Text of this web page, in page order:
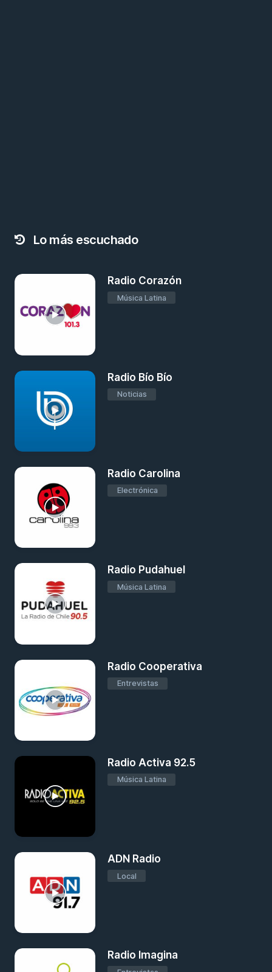
Lo más escuchado
Radio Corazón
Música Latina
Radio Bío Bío
Noticias
Radio Carolina
Electrónica
Radio Pudahuel
Música Latina
Radio Cooperativa
Entrevistas
Radio Activa 92.5
Música Latina
ADN Radio
Local
Radio Imagina